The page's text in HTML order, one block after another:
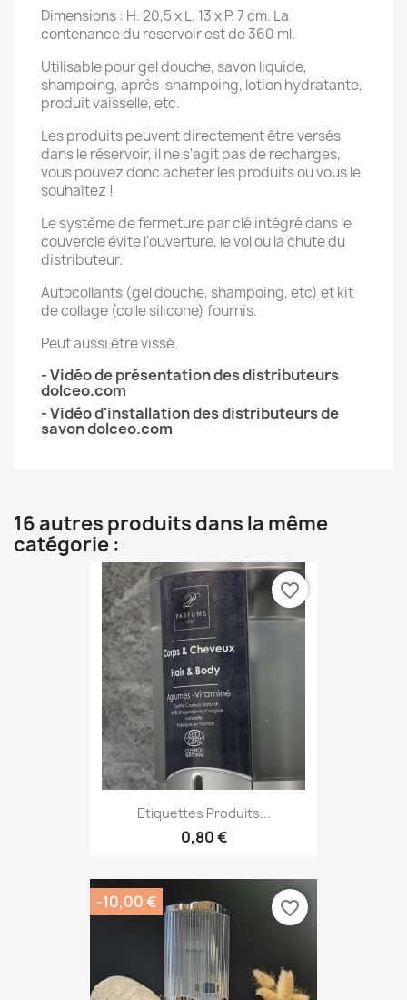
Dimensions : H. 20,5 x L. 13 x P. 7 cm. La
contenance du reservoir est de 360 ml.
Utilisable pour gel douche, savon liquide,
shampoing, après-shampoing, lotion hydratante,
produit vaisselle, etc.
Les produits peuvent directement être versés
dans le réservoir, il ne s'agit pas de recharges,
vous pouvez donc acheter les produits ou vous le
souhaitez !
Le système de fermeture par clé intégré dans le
couvercle évite l'ouverture, le vol ou la chute du
distributeur.
Autocollants (gel douche, shampoing, etc) et kit
de collage (colle silicone) fournis.
Peut aussi être vissé.
- Vidéo de présentation des distributeurs
dolceo.com
- Vidéo d'installation des distributeurs de
savon dolceo.com
16 autres produits dans la même
catégorie :
Etiquettes Produits...
0,80 €
favorite_border
-10,00 € favorite_border